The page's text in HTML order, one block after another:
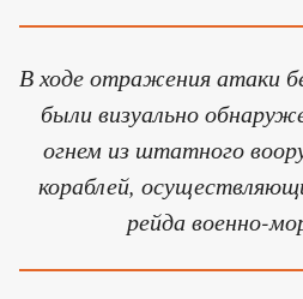
В ходе отражения атаки
были визуально
огнем из штатного
кораблей,
рейда военно-